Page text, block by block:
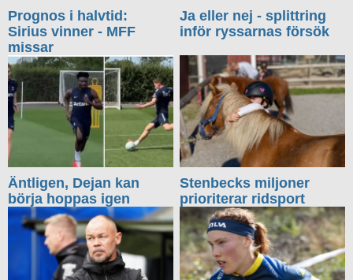
Prognos i halvtid:
Sirius vinner - MFF
missar
Ja eller nej - splittring
inför ryssarnas försök
Äntligen, Dejan kan
börja hoppas igen
Stenbecks miljoner
prioriterar ridsport